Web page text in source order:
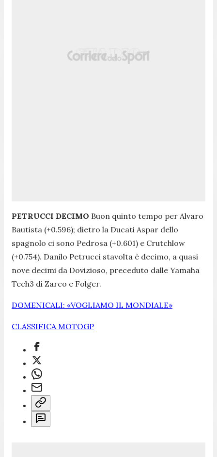
PETRUCCI DECIMO Buon quinto tempo per Alvaro
Bautista (+0.596); dietro la Ducati Aspar dello
spagnolo ci sono Pedrosa (+0.601) e Crutchlow
(+0.754). Danilo Petrucci stavolta è decimo, a quasi
nove decimi da Dovizioso, preceduto dalle Yamaha
Tech3 di Zarco e Folger.
DOMENICALI: «VOGLIAMO IL MONDIALE»
CLASSIFICA MOTOGP